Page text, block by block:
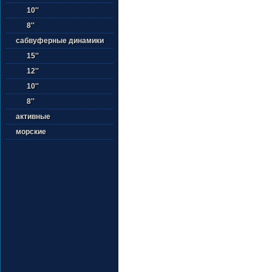
10''
8''
сабвуферные динамики
15''
12''
10''
8''
активные
морские